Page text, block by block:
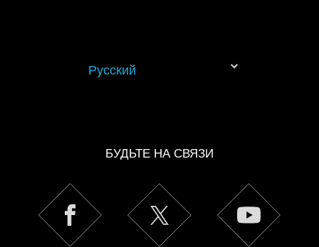
Русский
БУДЬТЕ НА СВЯЗИ